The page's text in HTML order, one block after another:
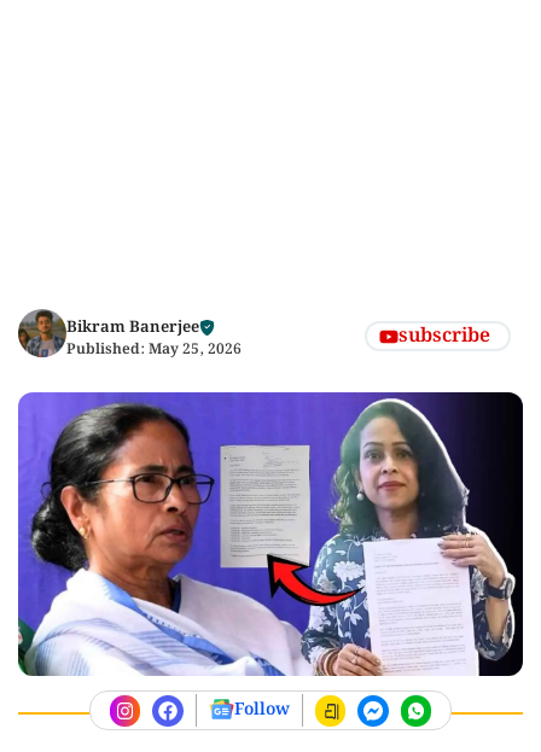
Bikram Banerjee
Published: May 25, 2026 subscribe
Follow